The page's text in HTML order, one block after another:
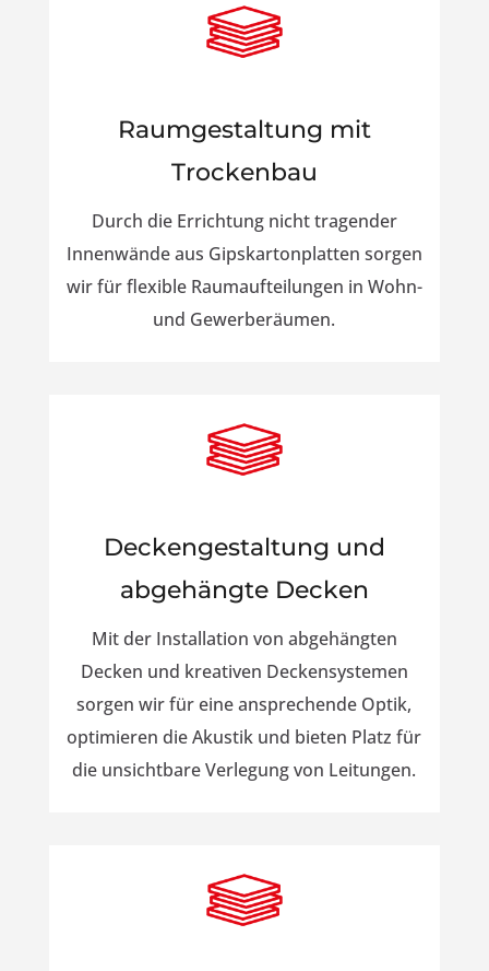
Raumgestaltung mit
Trockenbau
Durch die Errichtung nicht tragender
Innenwände aus Gipskartonplatten sorgen
wir für flexible Raumaufteilungen in Wohn-
und Gewerberäumen.
Deckengestaltung und
abgehängte Decken
Mit der Installation von abgehängten
Decken und kreativen Deckensystemen
sorgen wir für eine ansprechende Optik,
optimieren die Akustik und bieten Platz für
die unsichtbare Verlegung von Leitungen.